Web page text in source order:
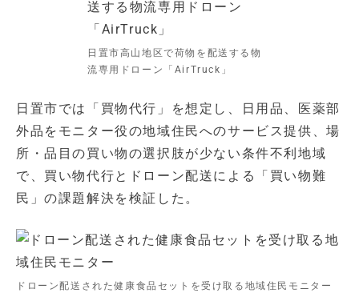
日置市高山地区で荷物を配送する物
流専用ドローン「AirTruck」
日置市では「買物代行」を想定し、日用品、医薬部
外品をモニター役の地域住民へのサービス提供、場
所・品目の買い物の選択肢が少ない条件不利地域
で、買い物代行とドローン配送による「買い物難
民」の課題解決を検証した。
ドローン配送された健康食品セットを受け取る地域住民モニター